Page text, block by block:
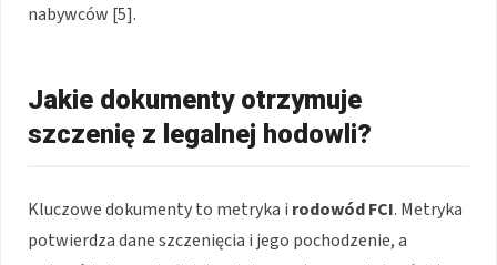
nabywców [5].
Jakie dokumenty otrzymuje
szczenię z legalnej hodowli?
Kluczowe dokumenty to metryka i rodowód FCI. Metryka
potwierdza dane szczenięcia i jego pochodzenie, a